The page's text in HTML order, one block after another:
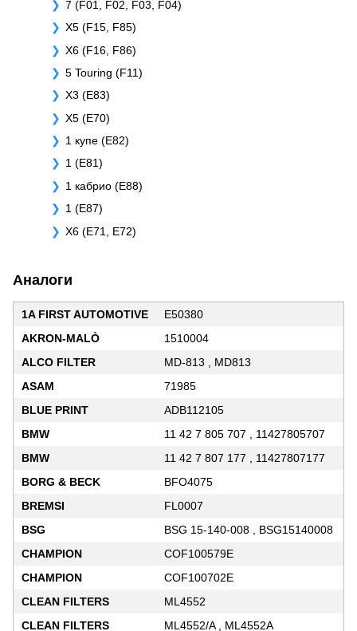
7 (F01, F02, F03, F04)
X5 (F15, F85)
X6 (F16, F86)
5 Touring (F11)
X3 (E83)
X5 (E70)
1 купе (E82)
1 (E81)
1 кабрио (E88)
1 (E87)
X6 (E71, E72)
Аналоги
1A FIRST AUTOMOTIVE
E50380
AKRON-MALÒ
1510004
ALCO FILTER
MD-813 , MD813
ASAM
71985
BLUE PRINT
ADB112105
BMW
11 42 7 805 707 , 11427805707
BMW
11 42 7 807 177 , 11427807177
BORG & BECK
BFO4075
BREMSI
FL0007
BSG
BSG 15-140-008 , BSG15140008
CHAMPION
COF100579E
CHAMPION
COF100702E
CLEAN FILTERS
ML4552
CLEAN FILTERS
ML4552/A , ML4552A